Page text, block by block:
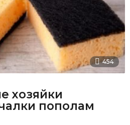
454
хозяйки
пополам